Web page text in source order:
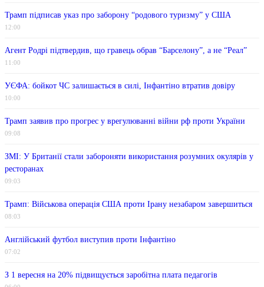
Трамп підписав указ про заборону “родового туризму” у США
12:00
Агент Родрі підтвердив, що гравець обрав “Барселону”, а не “Реал”
11:00
УЄФА: бойкот ЧС залишається в силі, Інфантіно втратив довіру
10:00
Трамп заявив про прогрес у врегулюванні війни рф проти України
09:08
ЗМІ: У Британії стали забороняти використання розумних окулярів у
ресторанах
09:03
Трамп: Військова операція США проти Ірану незабаром завершиться
08:03
Англійський футбол виступив проти Інфантіно
07:02
З 1 вересня на 20% підвищується заробітна плата педагогів